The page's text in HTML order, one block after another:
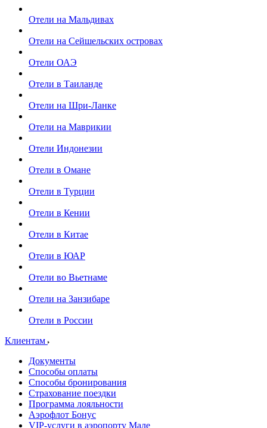
Отели на Мальдивах
Отели на Сейшельских островах
Отели ОАЭ
Отели в Таиланде
Отели на Шри-Ланке
Отели на Маврикии
Отели Индонезии
Отели в Омане
Отели в Турции
Отели в Кении
Отели в Китае
Отели в ЮАР
Отели во Вьетнаме
Отели на Занзибаре
Отели в России
Клиентам
Документы
Способы оплаты
Способы бронирования
Страхование поездки
Программа лояльности
Аэрофлот Бонус
VIP-услуги в аэропорту Мале